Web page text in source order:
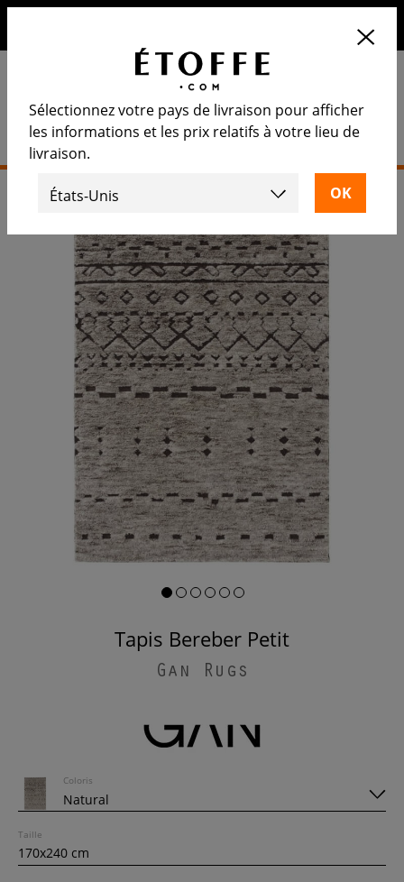
Tapis Bereber Petit
Gan Rugs
Coloris
Taille
Sélectionnez votre pays de livraison pour afficher
les informations et les prix relatifs à votre lieu de
livraison.